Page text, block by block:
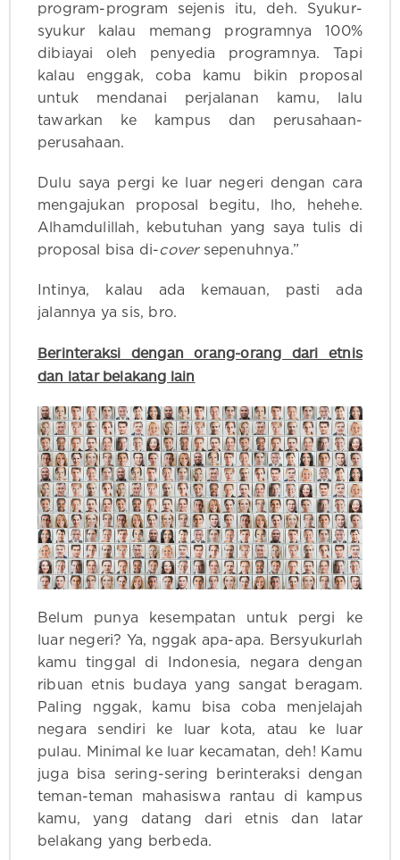
program-program sejenis itu, deh. Syukur-
syukur kalau memang programnya 100%
dibiayai oleh penyedia programnya. Tapi
kalau enggak, coba kamu bikin proposal
untuk mendanai perjalanan kamu, lalu
tawarkan ke kampus dan perusahaan-
perusahaan.
Dulu saya pergi ke luar negeri dengan cara
mengajukan proposal begitu, lho, hehehe.
Alhamdulillah, kebutuhan yang saya tulis di
proposal bisa di-coversepenuhnya.”
Intinya, kalau ada kemauan, pasti ada
jalannya ya sis, bro.
Berinteraksi dengan orang-orang dari etnis
dan latar belakang lain
Belum punya kesempatan untuk pergi ke
luar negeri? Ya, nggak apa-apa. Bersyukurlah
kamu tinggal di Indonesia, negara dengan
ribuan etnis budaya yang sangat beragam.
Paling nggak, kamu bisa coba menjelajah
negara sendiri ke luar kota, atau ke luar
pulau. Minimal ke luar kecamatan, deh! Kamu
juga bisa sering-sering berinteraksi dengan
teman-teman mahasiswa rantau di kampus
kamu, yang datang dari etnis dan latar
belakang yang berbeda.